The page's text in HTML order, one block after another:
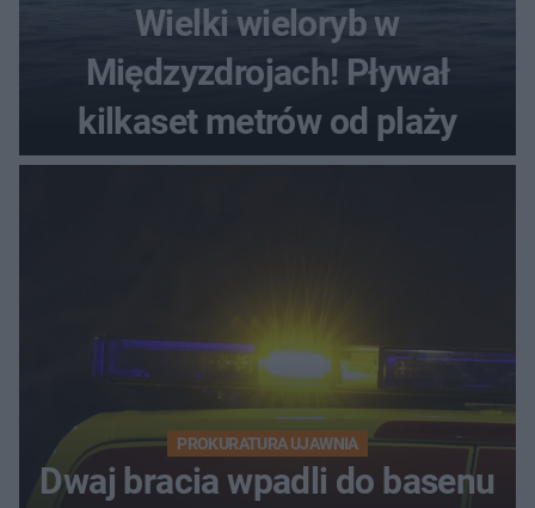
Wielki wieloryb w
Międzyzdrojach! Pływał
kilkaset metrów od plaży
PROKURATURA UJAWNIA
Dwaj bracia wpadli do basenu